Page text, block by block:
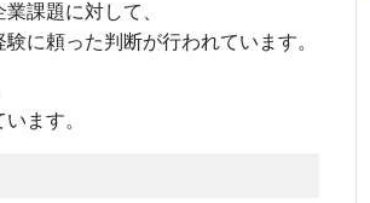
課題に対して、
に頼った判断が行われています。
ます。